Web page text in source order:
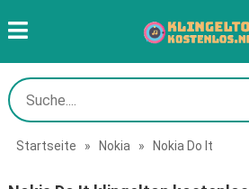
Startseite » Nokia » Nokia Do It